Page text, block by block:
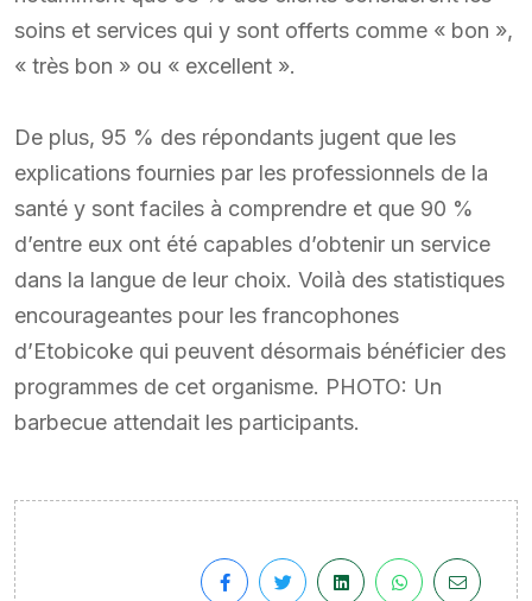
soins et services qui y sont offerts comme « bon »,
« très bon » ou « excellent ».
De plus, 95 % des répondants jugent que les
explications fournies par les professionnels de la
santé y sont faciles à comprendre et que 90 %
d’entre eux ont été capables d’obtenir un service
dans la langue de leur choix. Voilà des statistiques
encourageantes pour les francophones
d’Etobicoke qui peuvent désormais bénéficier des
programmes de cet organisme. PHOTO: Un
barbecue attendait les participants.